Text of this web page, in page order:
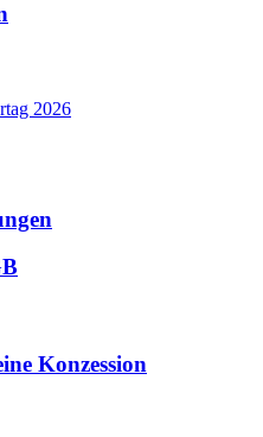
2026
Konzession